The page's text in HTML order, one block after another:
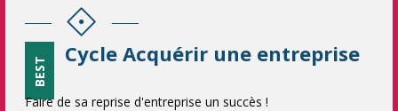
Cycle Acquérir une entreprise
BEST
Faire de sa reprise d'entreprise un succès !